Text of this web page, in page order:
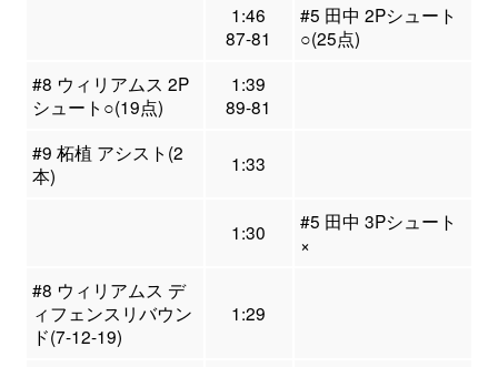
1:46
87-81
#5 田中 2Pシュート
○(25点)
#8 ウィリアムス 2P
シュート○(19点)
1:39
89-81
#9 柘植 アシスト(2
本)
1:33
1:30
#5 田中 3Pシュート
×
#8 ウィリアムス デ
ィフェンスリバウン
ド(7-12-19)
1:29